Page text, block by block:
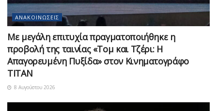
ΑΝΑΚΟΙΝΏΣΕΙΣ
Με μεγάλη επιτυχία πραγματοποιήθηκε η
προβολή της ταινίας «Τομ και Τζέρι: Η
Απαγορευμένη Πυξίδα» στον Κινηματογράφο
ΤΙΤΑΝ
8 Αυγούστου 2026